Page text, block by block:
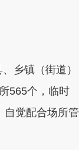
乡镇（街道）
565个，临时
自觉配合场所管